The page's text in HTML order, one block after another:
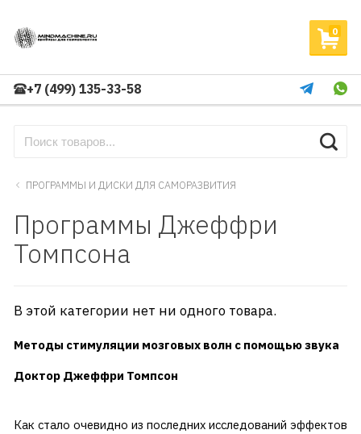
0
+7 (499) 135-33-58
ПРОГРАММЫ И ДИСКИ ДЛЯ САМОРАЗВИТИЯ
Программы Джеффри
Томпсона
В этой категории нет ни одного товара.
Методы стимуляции мозговых волн с помощью звука
Доктор Джеффри Томпсон
Как стало очевидно из последних исследований эффектов